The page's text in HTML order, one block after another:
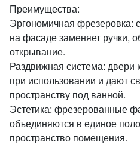
Преимущества:
Эргономичная фрезеровка:
на фасаде заменяет ручки,
открывание.
Раздвижная система: двери
при использовании и дают
пространству под ванной.
Эстетика: фрезерованные
объединяются в единое
пространство помещения.